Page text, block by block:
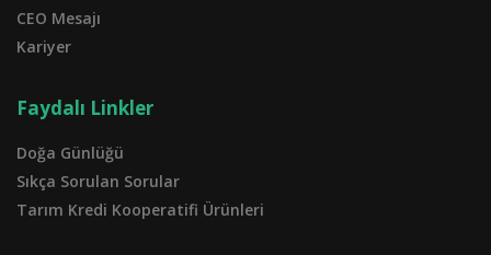
CEO Mesajı
Kariyer
Faydalı Linkler
Doğa Günlüğü
Sıkça Sorulan Sorular
Tarım Kredi Kooperatifi Ürünleri